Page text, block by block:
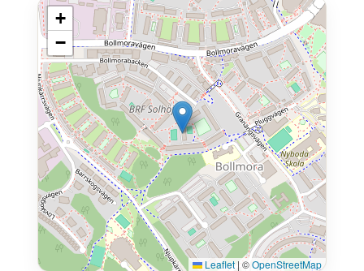
+
−
Leaflet |©OpenStreetMap